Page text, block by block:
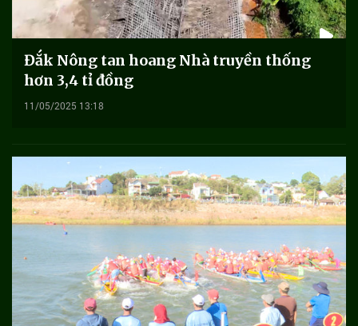
Đắk Nông tan hoang Nhà truyền thống
hơn 3,4 tỉ đồng
11/05/2025 13:18